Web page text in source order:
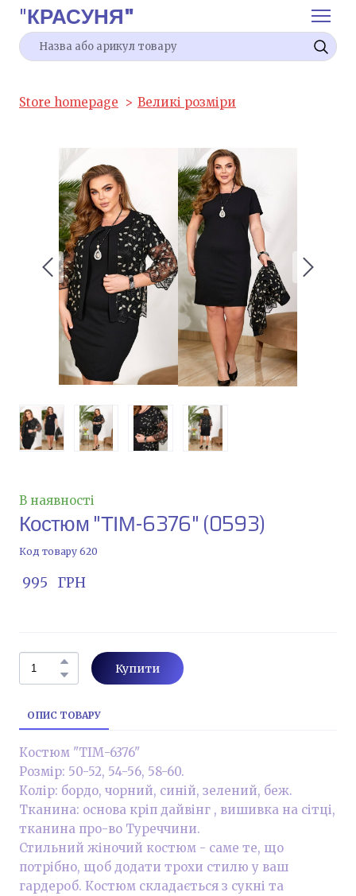
"КРАСУНЯ"
Store homepage Великі розміри
В наявності
Костюм "ТІМ-6376"(0593)
Код товару 620
995   ГРН
Купити
ОПИС ТОВАРУ
Костюм "ТІМ-6376"
Розмір: 50-52, 54-56, 58-60.
Колір: бордо, чорний, синій, зелений, беж.
Тканина: основа кріп дайвінг , вишивка на сітці,
тканина про-во Туреччини.
Стильний жіночий костюм - саме те, що
потрібно, щоб додати трохи стилю у ваш
гардероб. Костюм складається з сукні та